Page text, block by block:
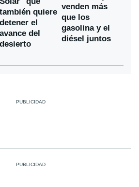
también quiere
detener el
avance del
desierto
venden más
que los
gasolina y el
diésel juntos